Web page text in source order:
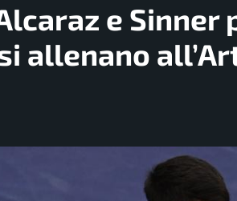
e
allenano